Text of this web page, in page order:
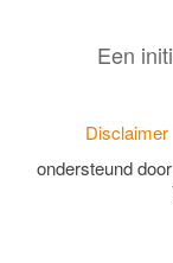
Een
Disclaimer
ondersteund